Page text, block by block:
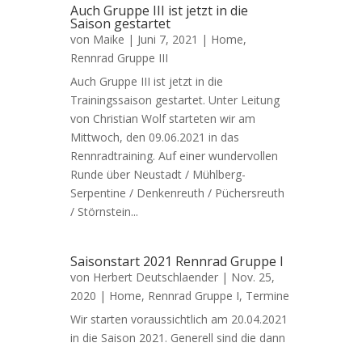
Auch Gruppe III ist jetzt in die
Saison gestartet
von Maike | Juni 7, 2021 | Home,
Rennrad Gruppe III
Auch Gruppe III ist jetzt in die
Trainingssaison gestartet. Unter Leitung
von Christian Wolf starteten wir am
Mittwoch, den 09.06.2021 in das
Rennradtraining. Auf einer wundervollen
Runde über Neustadt / Mühlberg-
Serpentine / Denkenreuth / Püchersreuth
/ Störnstein...
Saisonstart 2021 Rennrad Gruppe I
von Herbert Deutschlaender | Nov. 25,
2020 | Home, Rennrad Gruppe I, Termine
Wir starten voraussichtlich am 20.04.2021
in die Saison 2021. Generell sind die dann